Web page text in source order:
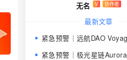
无名 V 协作者
最新文章